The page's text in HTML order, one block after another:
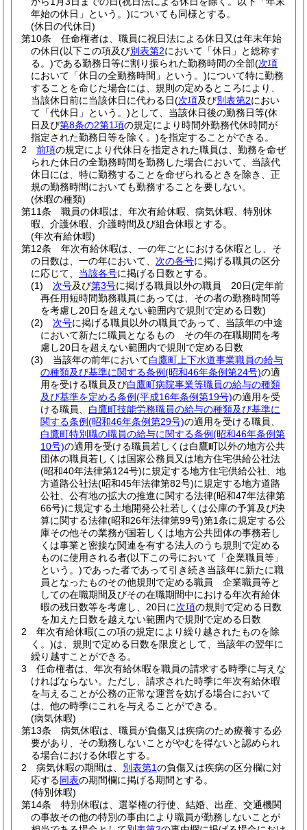
年始の休日」という。)についても同様とする。
(休日の代休日)
第10条
任命権者は、職員に祝日法による休日又は年末年始
の休日(以下この項及び別表第2において「休日」と総称す
る。)である勤務日等に割り振られた勤務時間の全部(次項
において「休日の全勤務時間」という。)について特に勤務
することを命じた場合には、規則の定めるところにより、
当該休日前に当該休日に代わる日(次項及び別表第2におい
て「代休日」という。)として、当該休日後の勤務日等(休
日及び第8条の2第1項の規定により時間外勤務代休時間が
指定された勤務日等を除く。)を指定することができる。
2
前項の規定により代休日を指定された職員は、勤務を命ぜ
られた休日の全勤務時間を勤務した場合において、当該代
休日には、特に勤務することを命ぜられるときを除き、正
規の勤務時間においても勤務することを要しない。
(休暇の種類)
第11条
職員の休暇は、年次有給休暇、病気休暇、特別休
暇、介護休暇、介護時間及び組合休暇とする。
(年次有給休暇)
第12条
年次有給休暇は、一の年ごとにおける休暇とし、そ
の日数は、一の年において、 次の各号に掲げる職員の区分
に応じて、 当該各号に掲げる日数とする。
(1)
次号及び第3号に掲げる職員以外の職員 20日(定年前
再任用短時間勤務職員にあっては、その者の勤務時間等
を考慮し20日を超えない範囲内で規則で定める日数)
(2)
次号に掲げる職員以外の職員であって、当該年の中途
において新たに職員となるもの その年の在職期間を考
慮し20日を超えない範囲内で規則で定める日数
(3)
当該年の前年において白鷹町上下水道事業職員の給与
の種類及び基準に関する条例(昭和46年条例第24号)の適
用を受ける職員及び白鷹町病院事業等職員の給与の種類
及び基準を定める条例(平成16年条例第19号)の適用を受
ける職員、 白鷹町技能労務職員の給与の種類及び基準に
関する条例(昭和46年条例第29号)の適用を受ける職員、
白鷹町特別職の職員の給与に関する条例(昭和46年条例第
10号)の適用を受ける職員若しくは白鷹町以外の地方公共
団体の職員若しくは国家公務員又は地方住宅供給公社法
(昭和40年法律第124号)に規定する地方住宅供給公社、地
方道路公社法(昭和45年法律第82号)に規定する地方道路
公社、公有地の拡大の推進に関する法律(昭和47年法律第
66号)に規定する土地開発公社若しくは公庫の予算及び決
算に関する法律(昭和26年法律第99号)第1条に規定する公
庫その他その業務が国若しくは地方公共団体の事務若し
くは事業と密接な関連を有する法人のうち規則で定める
ものに使用される者(以下この号において「企業職員等」
という。)であった者であって引き続き当該年に新たに職
員となったものその他規則で定める職員 企業職員等と
しての在職期間及びその在職期間中における年次有給休
暇の残日数等を考慮し、20日に次項の規則で定める日数
を加えた日数を越えない範囲内で規則で定める日数
2
年次有給休暇(この項の規定により繰り越されたものを除
く。)は、規則で定める日数を限度として、当該年の翌年に
繰り越すことができる。
3
任命権者は、年次有給休暇を職員の請求する時季に与えな
ければならない。 ただし、請求された時季に年次有給休暇
を与えることが公務の正常な運営を妨げる場合において
は、他の時季にこれを与えることができる。
(病気休暇)
第13条
病気休暇は、職員が負傷又は疾病のため療養する必
要があり、その勤務しないことがやむを得ないと認められ
る場合における休暇とする。
2
病気休暇の期間は、 別表第1の負傷又は疾病の区分欄に対
応する同表の期間欄に掲げる期間とする。
(特別休暇)
第14条
特別休暇は、選挙権の行使、結婚、出産、交通機関
の事故その他の特別の事由により職員が勤務しないことが